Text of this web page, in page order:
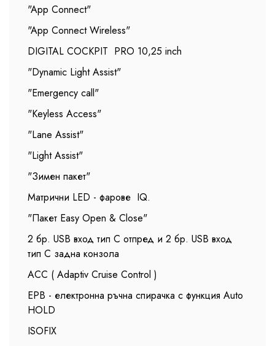
"App Connect"
"App Connect Wireless"
DIGITAL COCKPIT PRO 10,25 inch
"Dynamic Light Assist"
"Emergency call"
"Keyless Access"
"Lane Assist"
"Light Assist"
"Зимен пакет"
Матрични LED - фарове IQ.
"Пакет Easy Open & Close"
2 бр. USB вход тип С отпред и 2 бр. USB вход
тип С задна конзола
ACC ( Adaptiv Cruise Control )
EPB - електронна ръчна спирачка с функция Auto
HOLD
ISOFIX